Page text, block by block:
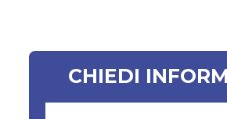
CHIEDI